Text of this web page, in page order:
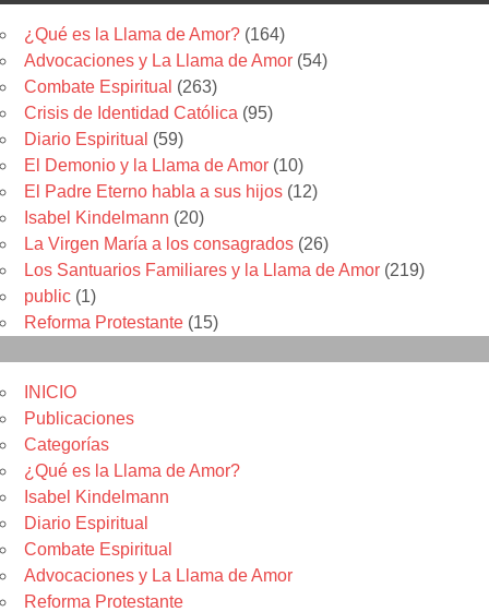
¿Qué es la Llama de Amor? (164)
Advocaciones y La Llama de Amor (54)
Combate Espiritual (263)
Crisis de Identidad Católica (95)
Diario Espiritual (59)
El Demonio y la Llama de Amor (10)
El Padre Eterno habla a sus hijos (12)
Isabel Kindelmann (20)
La Virgen María a los consagrados (26)
Los Santuarios Familiares y la Llama de Amor (219)
public (1)
Reforma Protestante (15)
INICIO
Publicaciones
Categorías
¿Qué es la Llama de Amor?
Isabel Kindelmann
Diario Espiritual
Combate Espiritual
Advocaciones y La Llama de Amor
Reforma Protestante